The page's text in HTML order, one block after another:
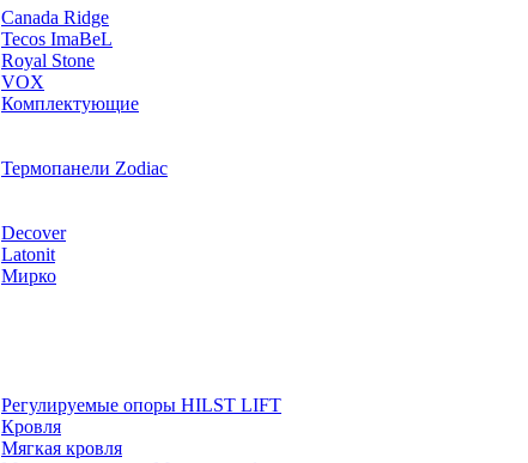
Canada Ridge
Tecos ImaBeL
Royal Stone
VOX
Комплектующие
Термопанели Zodiac
Decover
Latonit
Мирко
Регулируемые опоры HILST LIFT
Кровля
Мягкая кровля